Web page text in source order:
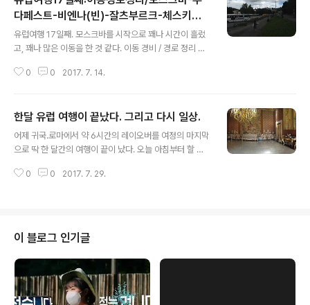
해서 청구하는 경우가 많고(계산하기 전까지는 모른다) 그렇지 않더라도 팁을
줘야하는 의무는 없다. 다만, 서비스가 마음에 들 경우 계산서에 서명하기 전,..
다페스트-비엔나(빈)-잘츠부르크-체스키크
롬로프-프라하-두브로브니크
유럽여행 17일째. 모스크바를 시작으로 꽤나 시간이 흘렀
고, 꽤나 많은 이동을 한 것 같다. 이동 경비 / 경로 정리 겸
[$경로 : $이동수단, $경비(비용), $조건, $구매처] 0. 인
예약변경 및 취소 불가 티켓이라는 점 때문에 더욱이 고생
하였다. 원래는 다구간 여행티켓의 경우 앞의 일정 중 하나
라도 사용되지 않으면(no-show 포함) 이후 일정도 모두
러시아 모스크바 셰레모티예보공항 지점에 근무하는 지*
0 0 2017. 7. 14.
한달 유럽 여행이 끝났다. 그리고 다시 일상.
어제 귀국.로마에서 약 6시간의 레이오버를 여정의 마지막
으로 딱 한 달간의 여행이 끝이 났다. 오늘 아침부터 할 일
람 소리를 한 두번 듣긴 들었는데 옆에서 자고 있던 아내가
는데 아이폰 시계를 보고 벌써 2시가 다 되어 간다고 했다.
끝내 일어나 확인해보니 정말 오후였다. 약 12시간 내내 잠
들어 있었던 것이다. 이게 말로만 듣던 시차 적응(?)인건가
싶기도 하고 그냥 피곤해서 그런건가 보다 하며, 하지 못한
일정(세차, 식사, 목욕탕)을 소화하기 위해 부랴부랴 세차
를 맡기..
0 0 2017. 7. 29.
이 블로그 인기글